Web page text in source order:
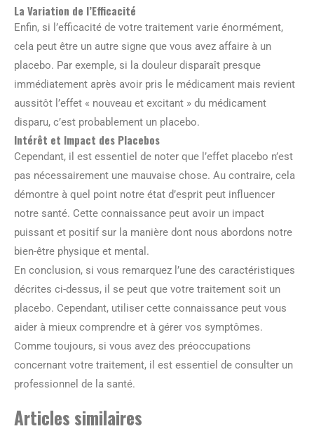
La Variation de l’Efficacité
Enfin, si l’efficacité de votre traitement varie énormément,
cela peut être un autre signe que vous avez affaire à un
placebo. Par exemple, si la douleur disparaît presque
immédiatement après avoir pris le médicament mais revient
aussitôt l’effet « nouveau et excitant » du médicament
disparu, c’est probablement un placebo.
Intérêt et Impact des Placebos
Cependant, il est essentiel de noter que l’effet placebo n’est
pas nécessairement une mauvaise chose. Au contraire, cela
démontre à quel point notre état d’esprit peut influencer
notre santé. Cette connaissance peut avoir un impact
puissant et positif sur la manière dont nous abordons notre
bien-être physique et mental.
En conclusion, si vous remarquez l’une des caractéristiques
décrites ci-dessus, il se peut que votre traitement soit un
placebo. Cependant, utiliser cette connaissance peut vous
aider à mieux comprendre et à gérer vos symptômes.
Comme toujours, si vous avez des préoccupations
concernant votre traitement, il est essentiel de consulter un
professionnel de la santé.
Articles similaires